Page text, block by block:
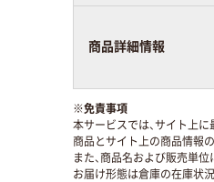
商品詳細情報
※免責事項
本サービスでは、サイト上に
商品とサイト上の商品情報
また、商品名および販売単位
お届け形態は倉庫の在庫状